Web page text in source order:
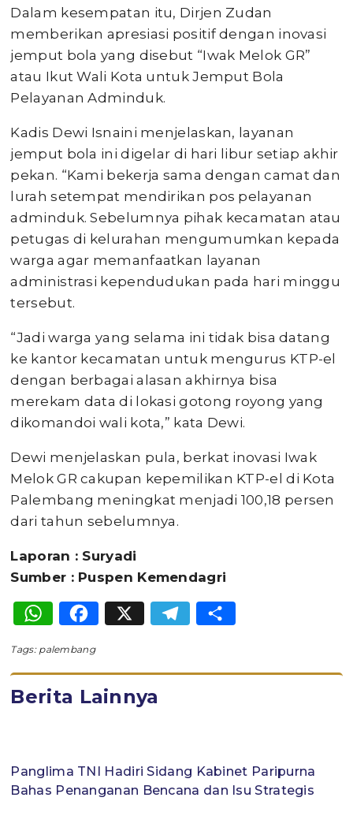
Dalam kesempatan itu, Dirjen Zudan
memberikan apresiasi positif dengan inovasi
jemput bola yang disebut “Iwak Melok GR”
atau Ikut Wali Kota untuk Jemput Bola
Pelayanan Adminduk.
Kadis Dewi Isnaini menjelaskan, layanan
jemput bola ini digelar di hari libur setiap akhir
pekan. “Kami bekerja sama dengan camat dan
lurah setempat mendirikan pos pelayanan
adminduk. Sebelumnya pihak kecamatan atau
petugas di kelurahan mengumumkan kepada
warga agar memanfaatkan layanan
administrasi kependudukan pada hari minggu
tersebut.
“Jadi warga yang selama ini tidak bisa datang
ke kantor kecamatan untuk mengurus KTP-el
dengan berbagai alasan akhirnya bisa
merekam data di lokasi gotong royong yang
dikomandoi wali kota,” kata Dewi.
Dewi menjelaskan pula, berkat inovasi Iwak
Melok GR cakupan kepemilikan KTP-el di Kota
Palembang meningkat menjadi 100,18 persen
dari tahun sebelumnya.
Laporan : Suryadi
Sumber : Puspen Kemendagri
WhatsApp
Facebook
X Telegram
Tags: palembang
Berita Lainnya
Panglima TNI Hadiri Sidang Kabinet Paripurna
Bahas Penanganan Bencana dan Isu Strategis